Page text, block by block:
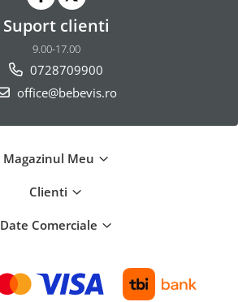
Suport clienti
9.00-17.00
0728709900
office@bebevis.ro
Magazinul Meu
Clienti
Date Comerciale